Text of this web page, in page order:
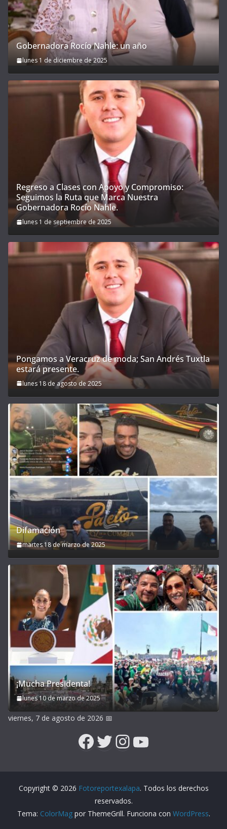
Gobernadora Rocío Nahle: un año
lunes 1 de diciembre de 2025
Regreso a Clases con Apoyo y Compromiso:
Seguimos la Ruta que Marca Nuestra
Gobernadora Rocío Nahle.
lunes 1 de septiembre de 2025
Pongamos a Veracruz de moda; San Andrés Tuxtla
estará presente.
lunes 18 de agosto de 2025
Difamación
martes 18 de marzo de 2025
¡Mucha Presidenta!
lunes 10 de marzo de 2025
viernes, 7 de agosto de 2026 📅
Facebook
Twitter
Instagram
YouTube
Copyright © 2026 Fotoreportexalapa. Todos los derechos
reservados.
Tema: ColorMagpor ThemeGrill. Funciona con WordPress.